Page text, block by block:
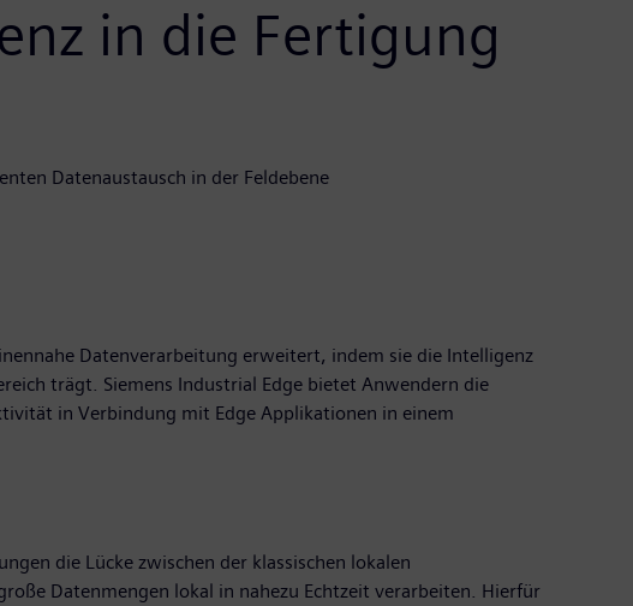
in die Fertigung
Datenaustausch in der Feldebene
Datenverarbeitung erweitert, indem sie die Intelligenz
trägt. Siemens Industrial Edge bietet Anwendern die
in Verbindung mit Edge Applikationen in einem
die Lücke zwischen der klassischen lokalen
Datenmengen lokal in nahezu Echtzeit verarbeiten. Hierfür